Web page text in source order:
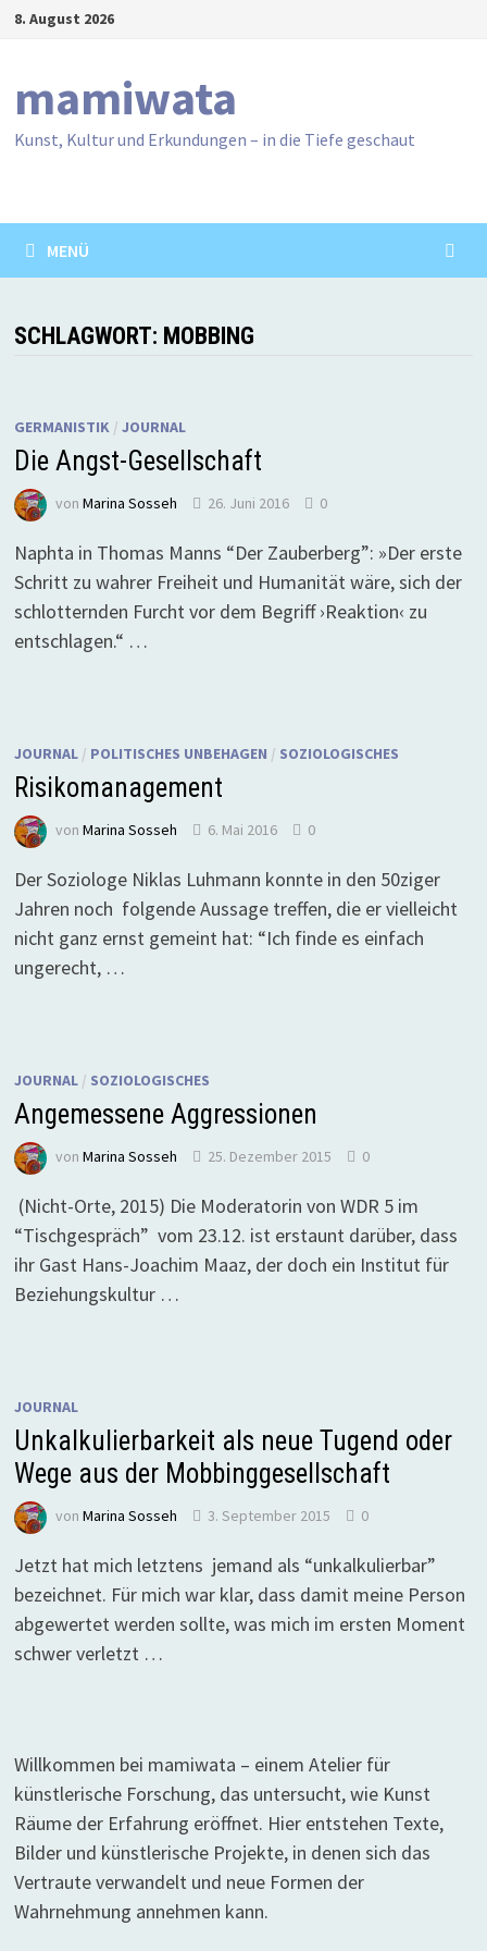
Zum8. August 2026
mamiwata
Kunst, Kultur und Erkundungen – in die Tiefe geschaut
MENÜ
SCHLAGWORT: MOBBING
GERMANISTIK/ JOURNAL
Die Angst-Gesellschaft
von Marina Sosseh 26. Juni 2016 0
Naphta in Thomas Manns “Der Zauberberg”: »Der erste
Schritt zu wahrer Freiheit und Humanität wäre, sich der
schlotternden Furcht vor dem Begriff ›Reaktion‹ zu
entschlagen.“ …
JOURNAL/ POLITISCHES UNBEHAGEN / SOZIOLOGISCHES
Risikomanagement
von Marina Sosseh 6. Mai 2016 0
Der Soziologe Niklas Luhmann konnte in den 50ziger
Jahren noch folgende Aussage treffen, die er vielleicht
nicht ganz ernst gemeint hat: “Ich finde es einfach
ungerecht, …
JOURNAL/ SOZIOLOGISCHES
Angemessene Aggressionen
von Marina Sosseh 25. Dezember 2015 0
(Nicht-Orte, 2015) Die Moderatorin von WDR 5 im
“Tischgespräch” vom 23.12. ist erstaunt darüber, dass
ihr Gast Hans-Joachim Maaz, der doch ein Institut für
Beziehungskultur …
JOURNAL
Unkalkulierbarkeit als neue Tugend oder
Wege aus der Mobbinggesellschaft
von Marina Sosseh 3. September 2015 0
Jetzt hat mich letztens jemand als “unkalkulierbar”
bezeichnet. Für mich war klar, dass damit meine Person
abgewertet werden sollte, was mich im ersten Moment
schwer verletzt …
Willkommen bei mamiwata – einem Atelier für
künstlerische Forschung, das untersucht, wie Kunst
Räume der Erfahrung eröffnet. Hier entstehen Texte,
Bilder und künstlerische Projekte, in denen sich das
Vertraute verwandelt und neue Formen der
Wahrnehmung annehmen kann.